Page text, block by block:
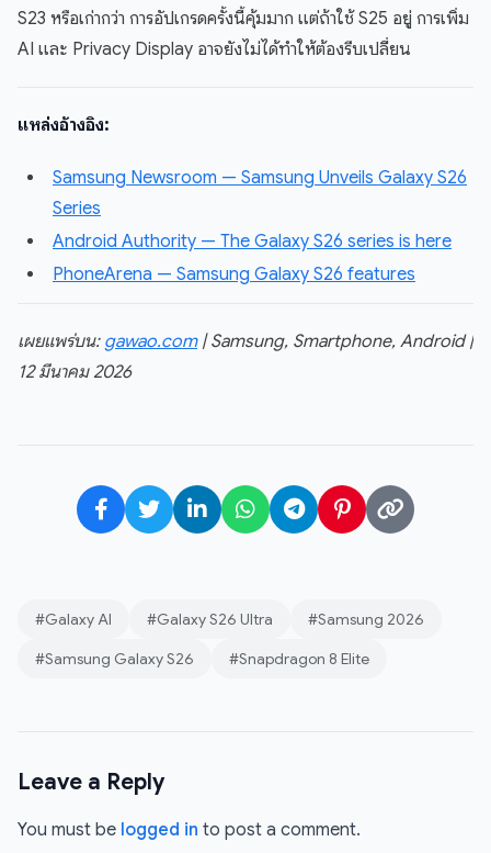
S23 หรือเก่ากว่า การอัปเกรดครั้งนี้คุ้มมาก แต่ถ้าใช้ S25 อยู่ การเพิ่ม
AI และ Privacy Display อาจยังไม่ได้ทำให้ต้องรีบเปลี่ยน
แหล่งอ้างอิง:
Samsung Newsroom — Samsung Unveils Galaxy S26
Series
Android Authority — The Galaxy S26 series is here
PhoneArena — Samsung Galaxy S26 features
เผยแพร่บน: gawao.com| Samsung, Smartphone, Android |
12 มีนาคม 2026
#Galaxy AI #Galaxy S26 Ultra
#Samsung 2026
#Samsung Galaxy S26
#Snapdragon 8 Elite
Leave a Reply
You must be logged in to post a comment.